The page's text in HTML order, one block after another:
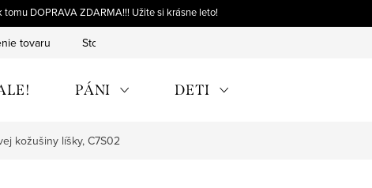
tomu DOPRAVA ZDARMA!!! Užite si krásne leto!
tovaru Storno objednávky
PÁNI DETI
kožušiny líšky, C7S02